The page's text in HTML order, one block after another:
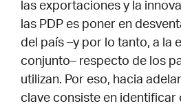
las exportaciones y la
las PDP es poner en
del país –y por lo tanto, a la
conjunto– respecto de los
utilizan. Por eso, hacia
clave consiste en